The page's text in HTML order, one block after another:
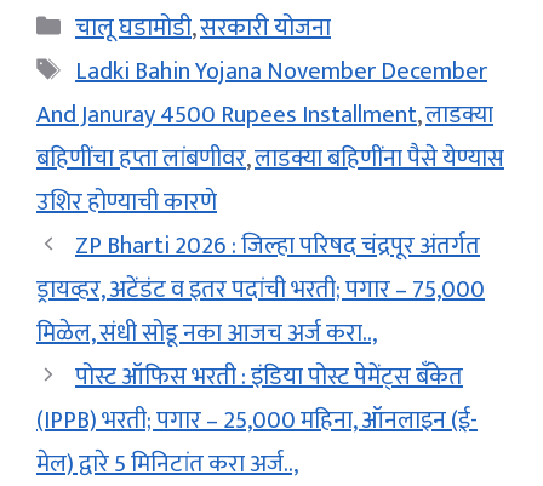
Categories
चालू घडामोडी,सरकारी योजना
Tags
Ladki Bahin Yojana November December
And Januray 4500 Rupees Installment,लाडक्या
बहि‍णींचा हप्ता लांबणीवर,लाडक्या बहि‍णींना पैसे येण्यास
उशिर होण्याची कारणे
ZP Bharti 2026 : जिल्हा परिषद चंद्रपूर अंतर्गत
ड्रायव्हर, अटेंडंट व इतर पदांची भरती; पगार – 75,000
मिळेल, संधी सोडू नका आजच अर्ज करा..,
पोस्ट ऑफिस भरती : इंडिया पोस्ट पेमेंट्स बँकेत
(IPPB) भरती; पगार – 25,000 महिना, ऑनलाइन (ई-
मेल) द्वारे 5 मिनिटांत करा अर्ज..,